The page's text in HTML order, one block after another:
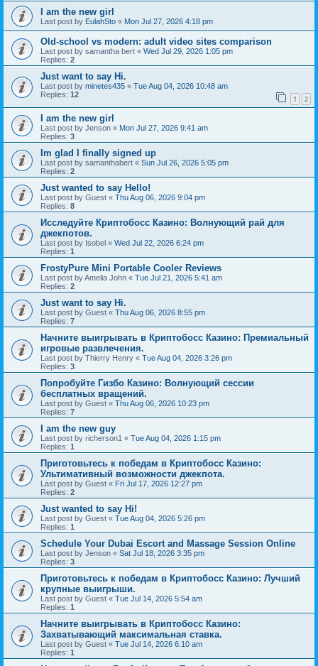
I am the new girl
Last post by EulahSto « Mon Jul 27, 2026 4:18 pm
Old-school vs modern: adult video sites comparison
Last post by samantha bert « Wed Jul 29, 2026 1:05 pm
Replies: 2
Just want to say Hi.
Last post by minetes435 « Tue Aug 04, 2026 10:48 am
Replies: 12 1 2
I am the new girl
Last post by Jenson « Mon Jul 27, 2026 9:41 am
Replies: 3
Im glad I finally signed up
Last post by samanthabert « Sun Jul 26, 2026 5:05 pm
Replies: 2
Just wanted to say Hello!
Last post by Guest « Thu Aug 06, 2026 9:04 pm
Replies: 8
Исследуйте Криптобосс Казино: Волнующий рай для
джекпотов.
Last post by Isobel « Wed Jul 22, 2026 6:24 pm
Replies: 1
FrostyPure Mini Portable Cooler Reviews
Last post byAmelia John « Tue Jul 21, 2026 5:41 am
Replies: 2
Just want to say Hi.
Last post by Guest « Thu Aug 06, 2026 8:55 pm
Replies: 7
Начните выигрывать в Криптобосс Казино: Премиальный
игровые развлечения.
Last post by Thierry Henry « Tue Aug 04, 2026 3:26 pm
Replies: 3
Попробуйте Гизбо Казино: Волнующий сессии
бесплатных вращений.
Last post by Guest « Thu Aug 06, 2026 10:23 pm
Replies: 7
I am the new guy
Last post by richerson1 « Tue Aug 04, 2026 1:15 pm
Replies: 1
Приготовьтесь к победам в Криптобосс Казино:
Ультимативный возможности джекпота.
Last post by Guest « Fri Jul 17, 2026 12:27 pm
Replies: 2
Just wanted to say Hi!
Last post by Guest « Tue Aug 04, 2026 5:26 pm
Replies: 1
Schedule Your Dubai Escort and Massage Session Online
Last post by Jenson « Sat Jul 18, 2026 3:35 pm
Replies: 3
Приготовьтесь к победам в Криптобосс Казино: Лучший
крупные выигрыши.
Last post by Guest « Tue Jul 14, 2026 5:54 am
Replies: 1
Начните выигрывать в Криптобосс Казино:
Захватывающий максимальная ставка.
Last post by Guest « Tue Jul 14, 2026 6:10 am
Replies: 1